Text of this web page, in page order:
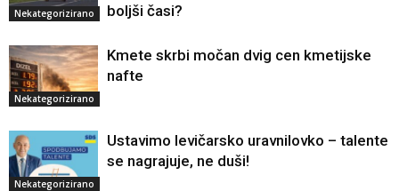
Nekategorizirano
boljši časi?
Nekategorizirano
Kmete skrbi močan dvig cen kmetijske
nafte
Nekategorizirano
Ustavimo levičarsko uravnilovko – talente
se nagrajuje, ne duši!